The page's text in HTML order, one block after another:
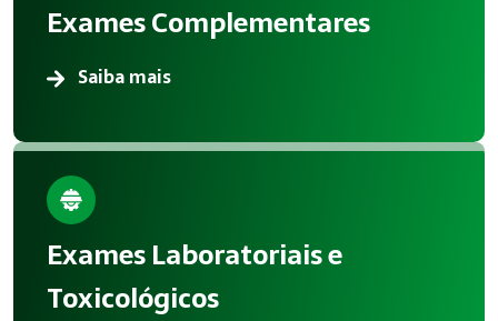
Exames Complementares
Saiba mais
Exames Laboratoriais e
Toxicológicos